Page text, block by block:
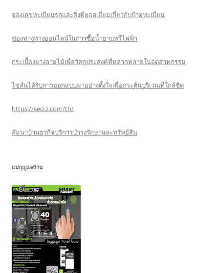
จองเลขทะเบียนรถและสิ่งที่ยอดเยี่ยมเกี่ยวกับป้ายทะเบียน
ช่องทางทางออนไลน์ในการซื้อน้ำยาบุหรี่ไฟฟ้า
กระเบื้องยางลายไม้เพื่อวัตถุประสงค์ที่หลากหลายในอุตสาหกรรม
ไข่สั่นได้รับการออกแบบมาอย่างตั้งใจเพื่อกระตุ้นบริเวณที่ใกล้ชิด
https://seo.z.com/th/
สัมนาบ้านธุรกิจบริการบำรุงรักษาและทรัพย์สิน
แม่กุญแจบ้าน